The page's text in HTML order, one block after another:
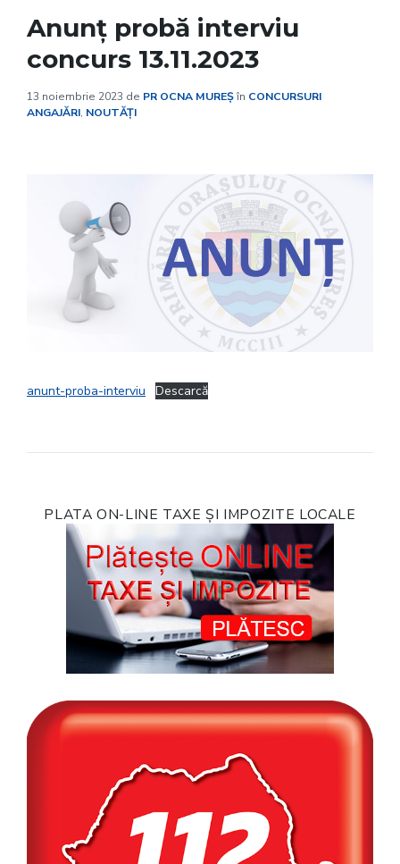
Anunț probă interviu
concurs 13.11.2023
13 noiembrie 2023 de PR OCNA MUREȘîn CONCURSURI
ANGAJĂRI, NOUTĂȚI
anunt-proba-interviu Descarcă
PLATA ON-LINE TAXE ȘI IMPOZITE LOCALE